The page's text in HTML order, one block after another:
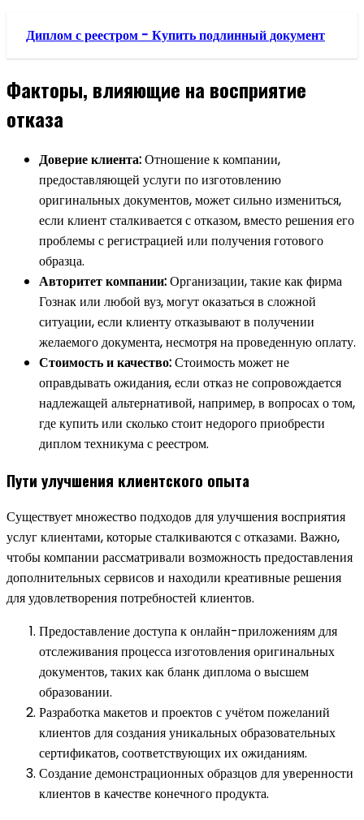
Диплом с реестром - Купить подлинный документ
Факторы, влияющие на восприятие
отказа
Доверие клиента:Отношение к компании,
предоставляющей услуги по изготовлению
оригинальных документов, может сильно измениться,
если клиент сталкивается с отказом, вместо решения его
проблемы с регистрацией или получения готового
образца.
Авторитет компании:Организации, такие как фирма
Гознак или любой вуз, могут оказаться в сложной
ситуации, если клиенту отказывают в получении
желаемого документа, несмотря на проведенную оплату.
Стоимость и качество:Стоимость может не
оправдывать ожидания, если отказ не сопровождается
надлежащей альтернативой, например, в вопросах о том,
где купить или сколько стоит недорого приобрести
диплом техникума с реестром.
Пути улучшения клиентского опыта
Существует множество подходов для улучшения восприятия
услуг клиентами, которые сталкиваются с отказами. Важно,
чтобы компании рассматривали возможность предоставления
дополнительных сервисов и находили креативные решения
для удовлетворения потребностей клиентов.
Предоставление доступа к онлайн-приложениям для
отслеживания процесса изготовления оригинальных
документов, таких как бланк диплома о высшем
образовании.
Разработка макетов и проектов с учётом пожеланий
клиентов для создания уникальных образовательных
сертификатов, соответствующих их ожиданиям.
Создание демонстрационных образцов для уверенности
клиентов в качестве конечного продукта.